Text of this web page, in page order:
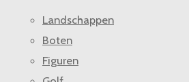
Landschappen
Boten
Figuren